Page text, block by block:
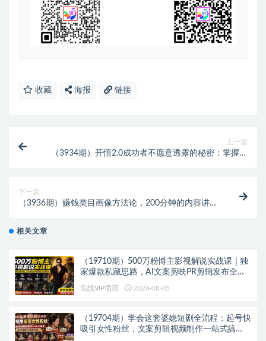
收藏 海报 链接
上一篇
（3934期）开悟2.0成功者不愿意透露的秘密：掌握普
下一篇
（3936期）赚钱类目画像方法论，200分钟的内容讲
相关文章
（19710期）500万粉博主影视解说实战课｜独
家爆款私藏思路，AI文案剪映PR剪辑发布全流
实战VIP项目 2026-08-05
（19704期）学会这套婆媳短剧全流程：起号快
吸引女性粉丝，文案剪辑视频制作一站式搞